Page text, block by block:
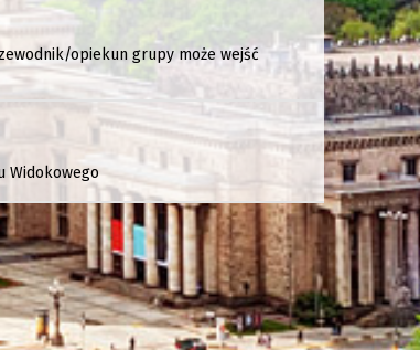
opiekun grupy może wejść
Widokowego